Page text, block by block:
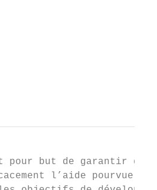
pour but de garantir
l’aide pourvue